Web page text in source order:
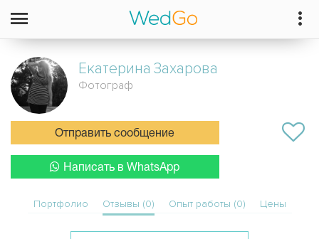
Екатерина Захарова
Фотограф
Отправить сообщение
Написать в WhatsApp
Портфолио Отзывы (0) Опыт работы (0) Цены